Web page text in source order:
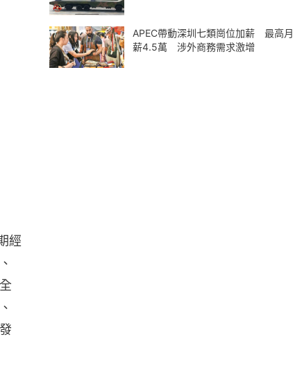
經
APEC帶動深圳七類崗位加薪 最高月
薪4.5萬 涉外商務需求激增